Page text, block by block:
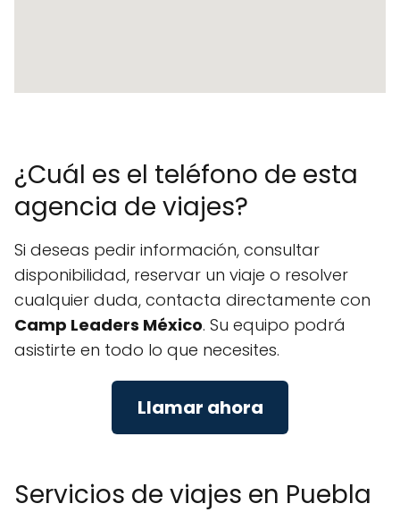
¿Cuál es el teléfono de esta
agencia de viajes?
Si deseas pedir información, consultar
disponibilidad, reservar un viaje o resolver
cualquier duda, contacta directamente con
Camp Leaders México. Su equipo podrá
asistirte en todo lo que necesites.
Llamar ahora
Servicios de viajes en Puebla